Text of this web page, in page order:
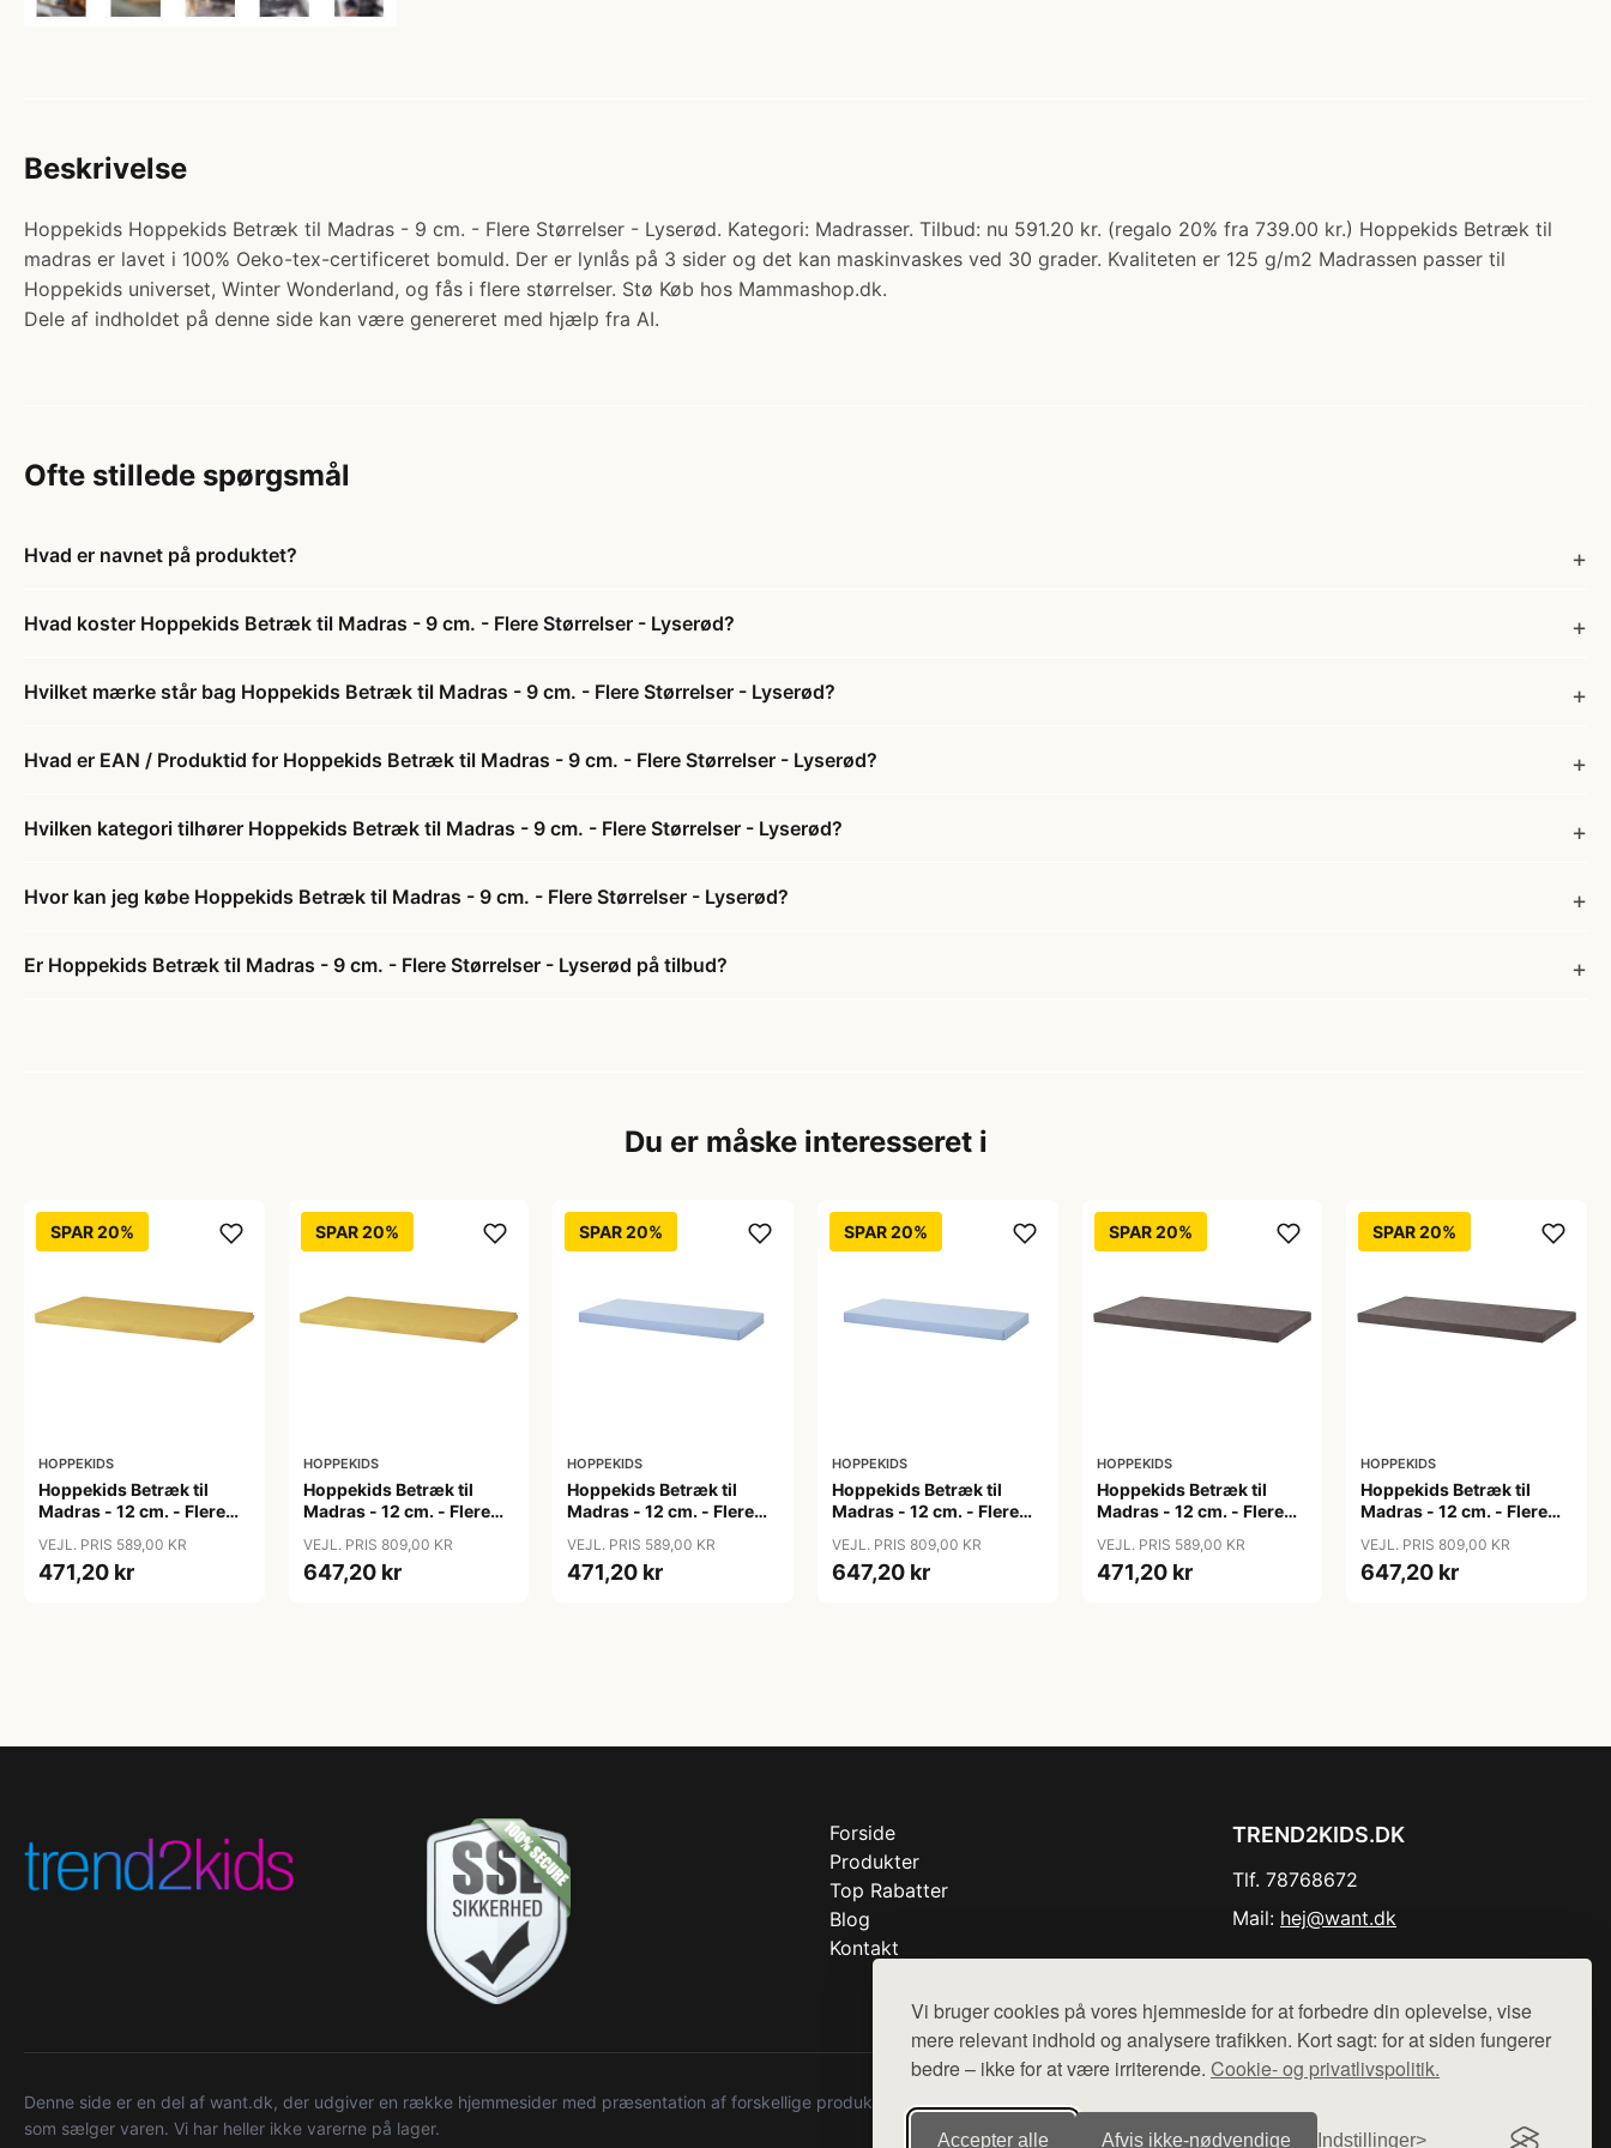
Vi bruger cookies på vores hjemmeside for at forbedre din oplevelse, vise
mere relevant indhold og analysere trafikken. Kort sagt: for at siden fungerer
bedre – ikke for at være irriterende. Cookie- og privatlivspolitik.
Accepter alle Afvis ikke‑nødvendige Indstillinger
Beskrivelse
Hoppekids Hoppekids Betræk til Madras - 9 cm. - Flere Størrelser - Lyserød. Kategori: Madrasser. Tilbud: nu 591.20 kr. (regalo 20% fra 739.00 kr.) Hoppekids Betræk til
madras er lavet i 100% Oeko-tex-certificeret bomuld. Der er lynlås på 3 sider og det kan maskinvaskes ved 30 grader. Kvaliteten er 125 g/m2 Madrassen passer til
Hoppekids universet, Winter Wonderland, og fås i flere størrelser. Stø Køb hos Mammashop.dk.
Dele af indholdet på denne side kan være genereret med hjælp fra AI.
Ofte stillede spørgsmål
Hvad er navnet på produktet?
Hvad koster Hoppekids Betræk til Madras - 9 cm. - Flere Størrelser - Lyserød?
Hvilket mærke står bag Hoppekids Betræk til Madras - 9 cm. - Flere Størrelser - Lyserød?
Hvad er EAN / Produktid for Hoppekids Betræk til Madras - 9 cm. - Flere Størrelser - Lyserød?
Hvilken kategori tilhører Hoppekids Betræk til Madras - 9 cm. - Flere Størrelser - Lyserød?
Hvor kan jeg købe Hoppekids Betræk til Madras - 9 cm. - Flere Størrelser - Lyserød?
Er Hoppekids Betræk til Madras - 9 cm. - Flere Størrelser - Lyserød på tilbud?
Du er måske interesseret i
SPAR 20%
HOPPEKIDS
Hoppekids Betræk til
Madras - 12 cm. - Flere
Yellow
VEJL. PRIS 589,00 KR
471,20 kr
SPAR 20%
HOPPEKIDS
Hoppekids Betræk til
Madras - 12 cm. - Flere
Yellow
VEJL. PRIS 809,00 KR
647,20 kr
SPAR 20%
HOPPEKIDS
Hoppekids Betræk til
Madras - 12 cm. - Flere
VEJL. PRIS 589,00 KR
471,20 kr
SPAR 20%
HOPPEKIDS
Hoppekids Betræk til
Madras - 12 cm. - Flere
VEJL. PRIS 809,00 KR
647,20 kr
SPAR 20%
HOPPEKIDS
Hoppekids Betræk til
Madras - 12 cm. - Flere
VEJL. PRIS 589,00 KR
471,20 kr
SPAR 20%
HOPPEKIDS
Hoppekids Betræk til
Madras - 12 cm. - Flere
VEJL. PRIS 809,00 KR
647,20 kr
Forside
Produkter
Top Rabatter
Blog
Kontakt
TREND2KIDS.DK
Tlf. 78768672
Mail: hej@want.dk
Denne side er en del af want.dk, der udgiver en række hjemmesider med præsentation af forskellige produkter fra diverse webshops. Der sælges ikke varer fra denne side - vi henviser til de shops,
som sælger varen. Vi har heller ikke varerne på lager.